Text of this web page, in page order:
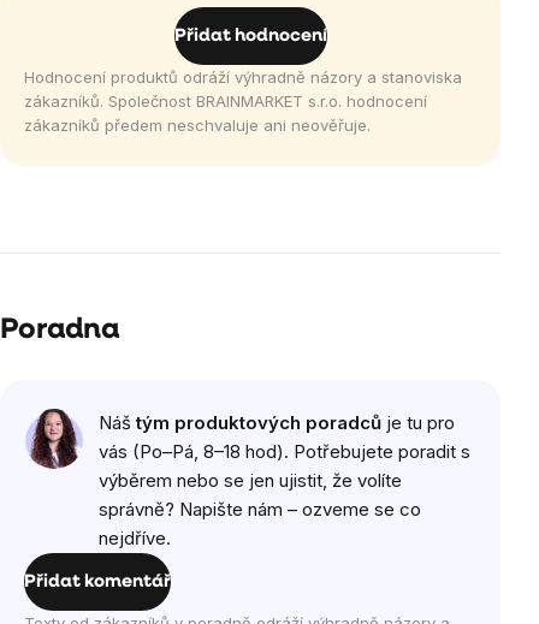
Přidat hodnocení
Hodnocení produktů odráží výhradně názory a stanoviska
zákazníků. Společnost BRAINMARKET s.r.o. hodnocení
zákazníků předem neschvaluje ani neověřuje.
Poradna
Náštým produktových poradců je tu pro
vás (Po–Pá, 8–18 hod). Potřebujete poradit s
výběrem nebo se jen ujistit, že volíte
správně? Napište nám – ozveme se co
nejdříve.
Přidat komentář